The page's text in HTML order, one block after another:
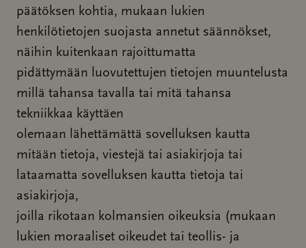
päätöksen kohtia, mukaan lukien
henkilötietojen suojasta annetut säännökset,
näihin kuitenkaan rajoittumatta
pidättymään luovutettujen tietojen muuntelusta
millä tahansa tavalla tai mitä tahansa
tekniikkaa käyttäen
olemaan lähettämättä sovelluksen kautta
mitään tietoja, viestejä tai asiakirjoja tai
lataamatta sovelluksen kautta tietoja tai
asiakirjoja,
joilla rikotaan kolmansien oikeuksia (mukaan
lukien moraaliset oikeudet tai teollis- ja